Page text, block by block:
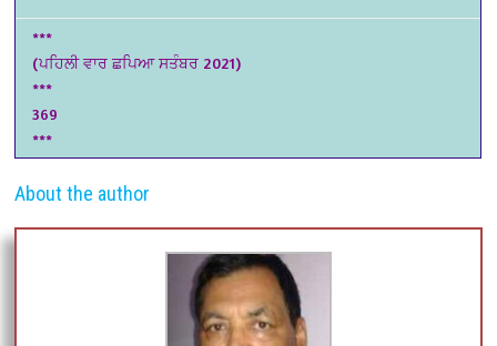
***
(ਪਹਿਲੀ ਵਾਰ ਛਪਿਆ ਸਤੰਬਰ 2021)
***
369
***
About the author